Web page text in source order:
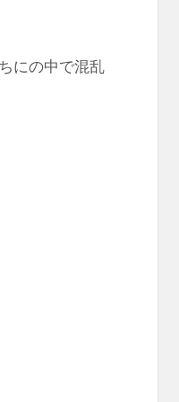
にの中で混乱